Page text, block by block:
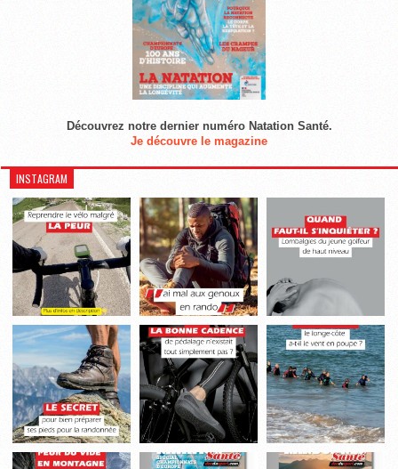
Découvrez notre dernier numéro Natation Santé.
Je découvre le magazine
INSTAGRAM